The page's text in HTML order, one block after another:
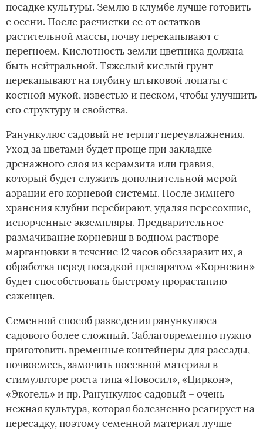
посадке культуры. Землю в клумбе лучше готовить
с осени. После расчистки ее от остатков
растительной массы, почву перекапывают с
перегноем. Кислотность земли цветника должна
быть нейтральной. Тяжелый кислый грунт
перекапывают на глубину штыковой лопаты с
костной мукой, известью и песком, чтобы улучшить
его структуру и свойства.
Ранункулюс садовый не терпит переувлажнения.
Уход за цветами будет проще при закладке
дренажного слоя из керамзита или гравия,
который будет служить дополнительной мерой
аэрации его корневой системы. После зимнего
хранения клубни перебирают, удаляя пересохшие,
испорченные экземпляры. Предварительное
размачивание корневищ в водном растворе
марганцовки в течение 12 часов обеззаразит их, а
обработка перед посадкой препаратом «Корневин»
будет способствовать быстрому прорастанию
саженцев.
Семенной способ разведения ранункулюса
садового более сложный. Заблаговременно нужно
приготовить временные контейнеры для рассады,
почвосмесь, замочить посевной материал в
стимуляторе роста типа «Новосил», «Циркон»,
«Экогель» и пр. Ранункулюс садовый – очень
нежная культура, которая болезненно реагирует на
пересадку, поэтому семенной материал лучше